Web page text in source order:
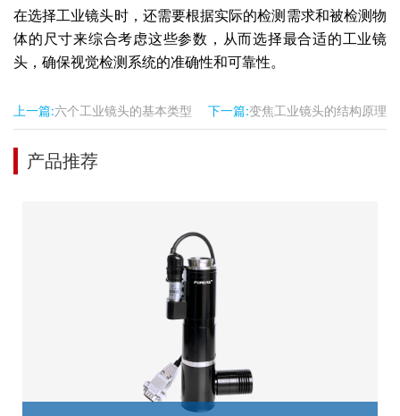
在选择工业镜头时，还需要根据实际的检测需求和被检测物
体的尺寸来综合考虑这些参数，从而选择最合适的工业镜
头，确保视觉检测系统的准确性和可靠性。
上一篇:六个工业镜头的基本类型 下一篇:变焦工业镜头的结构原理
产品推荐